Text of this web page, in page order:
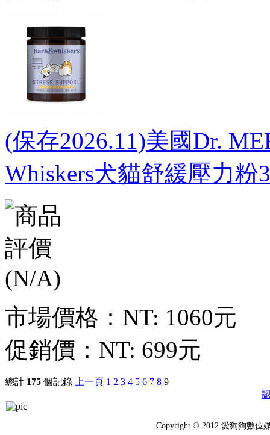
(保存2026.11)美國Dr.
Whiskers犬貓舒緩壓力粉
市場價格： NT: 1060元
促銷價： NT: 699元
總計 175 個記錄 上一頁 1 2 3 4 5 6 7 8 9
Copyright © 2012 愛狗狗數位